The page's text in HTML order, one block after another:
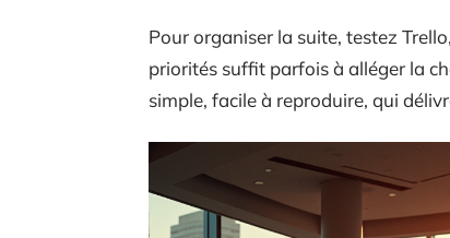
Pour organiser la suite, testez
priorités suffit parfois à alléger la
simple, facile à reproduire, qui